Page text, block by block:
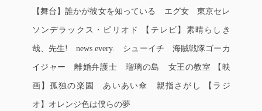
【舞台】誰かが彼女を知っている エグ女 東京セレ
ソンデラックス・ピリオド 【テレビ】素晴らしき
哉、先生! news every. シューイチ 海賊戦隊ゴーカ
イジャー 離婚弁護士 瑠璃の島 女王の教室 【映
画】孤独の楽園 あいあい傘 親指さがし 【ラジ
オ】オレンジ色は僕らの夢